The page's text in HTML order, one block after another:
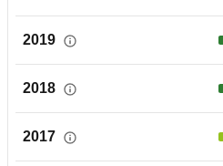
2019
2018
2017